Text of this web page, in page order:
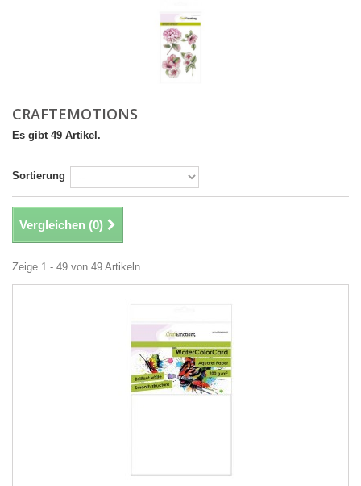
CRAFTEMOTIONS
Es gibt 49 Artikel.
Sortierung
Vergleichen (0)
Zeige 1 - 49 von 49 Artikeln